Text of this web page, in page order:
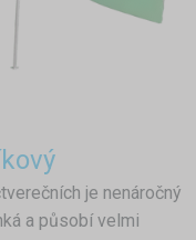
je nenáročný
a působí velmi